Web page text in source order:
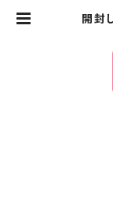
開封